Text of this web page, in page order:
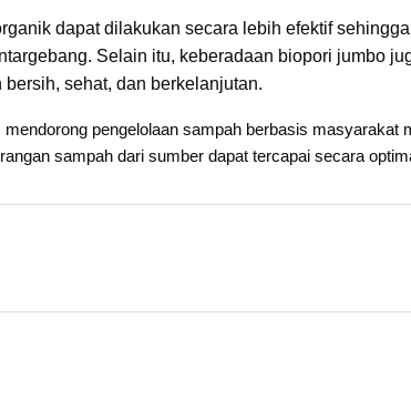
dapat dilakukan secara lebih efektif sehingga
Selain itu, keberadaan biopori jumbo
sehat, dan berkelanjutan.
pengelolaan sampah berbasis masyarakat
sampah dari sumber dapat tercapai secara